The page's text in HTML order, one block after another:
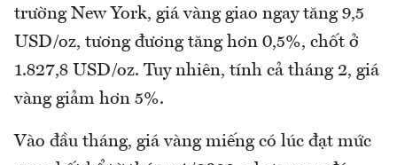
trường New York, giá vàng giao ngay tăng 9,5
USD/oz, tương đương tăng hơn 0,5%, chốt ở
1.827,8 USD/oz. Tuy nhiên, tính cả tháng 2, giá
vàng giảm hơn 5%.
Vào đầu tháng, giá vàng miếng có lúc đạt mức